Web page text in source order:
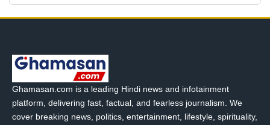
Ghamasan.com is a leading Hindi news and infotainment
platform, delivering fast, factual, and fearless journalism. We
cover breaking news, politics, entertainment, lifestyle, spirituality,